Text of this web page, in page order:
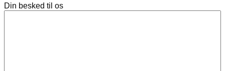
Din besked til os